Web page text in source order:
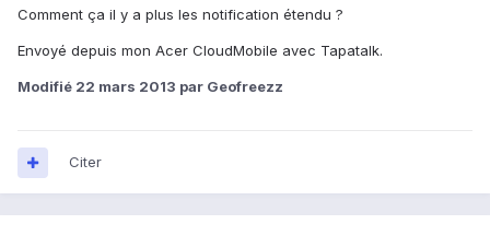
Comment ça il y a plus les notification étendu ?
Envoyé depuis mon Acer CloudMobile avec Tapatalk.
Modifié 22 mars 2013 par Geofreezz
Citer